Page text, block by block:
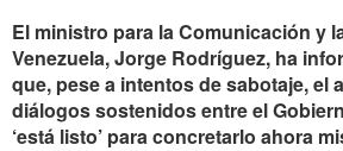
El ministro para la Comunicación y
Venezuela, Jorge Rodríguez, ha
que, pese a intentos de sabotaje, el
diálogos sostenidos entre el
‘está listo’ para concretarlo ahora